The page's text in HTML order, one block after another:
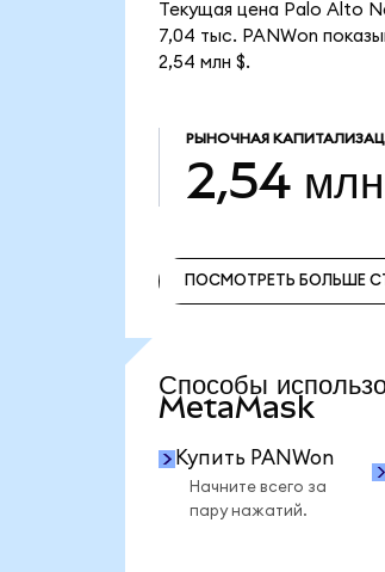
Текущая цена Palo Alto
7,04 тыс. PANWon
2,54 млн $.
РЫНОЧНАЯ
2,54
ПОСМОТРЕТЬ БОЛЬШЕ
Способы
MetaMask
Купить PANWon
Начните всего за
пару нажатий.